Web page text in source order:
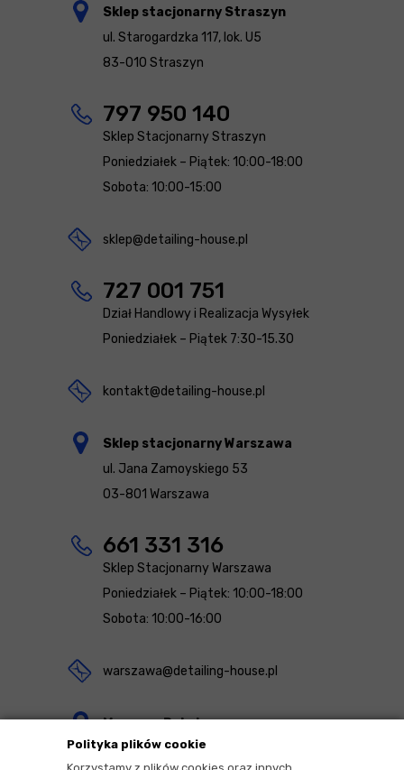
Polityka plików cookie
Sklep stacjonarny Straszyn
ul. Starogardzka 117, lok. U5
83-010 Straszyn
797 950 140
Sklep Stacjonarny Straszyn
Poniedziałek – Piątek: 10:00-18:00
Sobota: 10:00-15:00
sklep@detailing-house.pl
727 001 751
Dział Handlowy i Realizacja Wysyłek
Poniedziałek – Piątek 7:30-15.30
kontakt@detailing-house.pl
Sklep stacjonarny Warszawa
ul. Jana Zamoyskiego 53
03-801 Warszawa
661 331 316
Sklep Stacjonarny Warszawa
Poniedziałek – Piątek: 10:00-18:00
Sobota: 10:00-16:00
warszawa@detailing-house.pl
Magazyn Rekcin
Nomos Sp. z o.o. sp.k.